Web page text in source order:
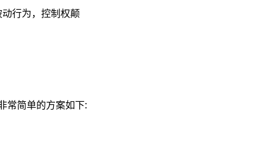
行为，控制权颠
常简单的方案如下: